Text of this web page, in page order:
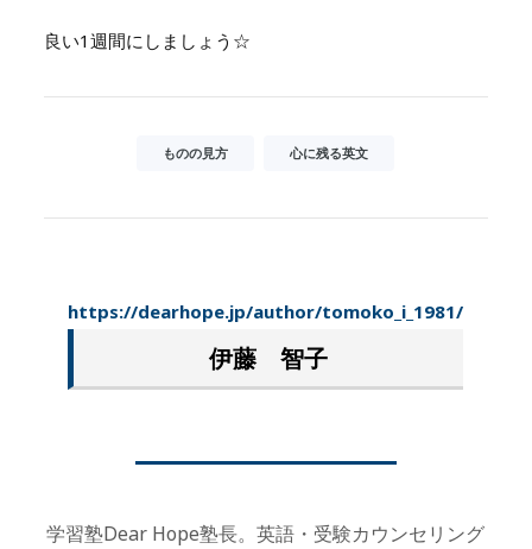
良い1週間にしましょう☆
ものの見方 心に残る英文
https://dearhope.jp/author/tomoko_i_1981/
伊藤 智子
学習塾Dear Hope塾長。英語・受験カウンセリング